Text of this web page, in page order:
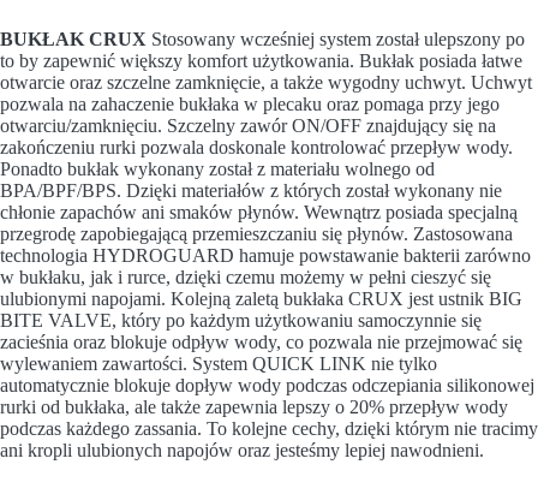
BUKŁAK CRUX Stosowany wcześniej system został ulepszony po
to by zapewnić większy komfort użytkowania. Bukłak posiada łatwe
otwarcie oraz szczelne zamknięcie, a także wygodny uchwyt. Uchwyt
pozwala na zahaczenie bukłaka w plecaku oraz pomaga przy jego
otwarciu/zamknięciu. Szczelny zawór ON/OFF znajdujący się na
zakończeniu rurki pozwala doskonale kontrolować przepływ wody.
Ponadto bukłak wykonany został z materiału wolnego od
BPA/BPF/BPS. Dzięki materiałów z których został wykonany nie
chłonie zapachów ani smaków płynów. Wewnątrz posiada specjalną
przegrodę zapobiegającą przemieszczaniu się płynów. Zastosowana
technologia HYDROGUARD hamuje powstawanie bakterii zarówno
w bukłaku, jak i rurce, dzięki czemu możemy w pełni cieszyć się
ulubionymi napojami. Kolejną zaletą bukłaka CRUX jest ustnik BIG
BITE VALVE, który po każdym użytkowaniu samoczynnie się
zacieśnia oraz blokuje odpływ wody, co pozwala nie przejmować się
wylewaniem zawartości. System QUICK LINK nie tylko
automatycznie blokuje dopływ wody podczas odczepiania silikonowej
rurki od bukłaka, ale także zapewnia lepszy o 20% przepływ wody
podczas każdego zassania. To kolejne cechy, dzięki którym nie tracimy
ani kropli ulubionych napojów oraz jesteśmy lepiej nawodnieni.